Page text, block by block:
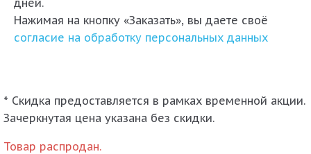
Нажимая на кнопку «Заказать», вы даете своё
согласие на обработку персональных данных
* Скидка предоставляется в рамках временной акции.
Зачеркнутая цена указана без скидки.
Товар распродан.